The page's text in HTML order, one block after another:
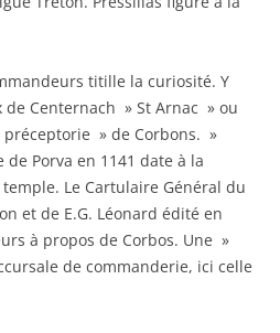
titille la curiosité. Y
Centernach » St Arnac » ou
» de Corbons. »
Porva en 1141 date à la
Le Cartulaire Général du
et de E.G. Léonard édité en
à propos de Corbos. Une »
de commanderie, ici celle